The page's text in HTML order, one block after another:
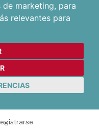
de marketing, para
relevantes para